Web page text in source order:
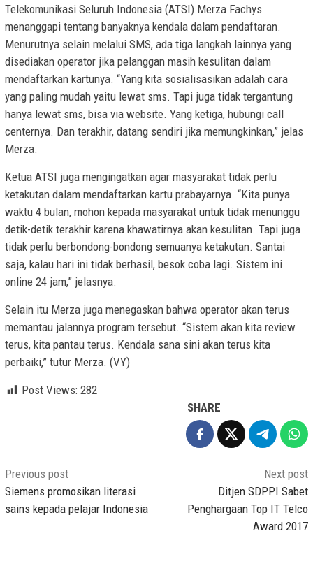
Telekomunikasi Seluruh Indonesia (ATSI) Merza Fachys
menanggapi tentang banyaknya kendala dalam pendaftaran.
Menurutnya selain melalui SMS, ada tiga langkah lainnya yang
disediakan operator jika pelanggan masih kesulitan dalam
mendaftarkan kartunya. “Yang kita sosialisasikan adalah cara
yang paling mudah yaitu lewat sms. Tapi juga tidak tergantung
hanya lewat sms, bisa via website. Yang ketiga, hubungi call
centernya. Dan terakhir, datang sendiri jika memungkinkan,” jelas
Merza.
Ketua ATSI juga mengingatkan agar masyarakat tidak perlu
ketakutan dalam mendaftarkan kartu prabayarnya. “Kita punya
waktu 4 bulan, mohon kepada masyarakat untuk tidak menunggu
detik-detik terakhir karena khawatirnya akan kesulitan. Tapi juga
tidak perlu berbondong-bondong semuanya ketakutan. Santai
saja, kalau hari ini tidak berhasil, besok coba lagi. Sistem ini
online 24 jam,” jelasnya.
Selain itu Merza juga menegaskan bahwa operator akan terus
memantau jalannya program tersebut. “Sistem akan kita review
terus, kita pantau terus. Kendala sana sini akan terus kita
perbaiki,” tutur Merza. (VY)
Post Views: 282
SHARE
Post
navigation
Previous post
Siemens promosikan literasi
sains kepada pelajar Indonesia
Next post
Ditjen SDPPI Sabet
Penghargaan Top IT Telco
Award 2017